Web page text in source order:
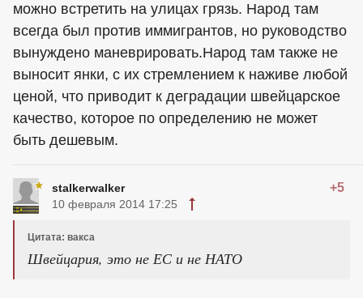
можно встретить на улицах грязь. Народ там
всегда был против иммигрантов, но руководство
вынуждено маневрировать.Народ там также не
выносит янки, с их стремлением к наживе любой
ценой, что приводит к деградации швейцарское
качество, которое по определению не может
быть дешевым.
stalkerwalker +5
10 февраля 2014 17:25
Цитата: вакса
Швейцария, это не ЕС и не НАТО